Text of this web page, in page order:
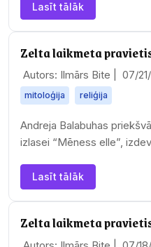
Lasīt tālāk
Zelta laikmeta
Autors: Ilmārs Bite | 07/
mitoloģija
reliģija
Andreja Balabuhas
izlasei “Mēness elle”,
Lasīt tālāk
Zelta laikmeta